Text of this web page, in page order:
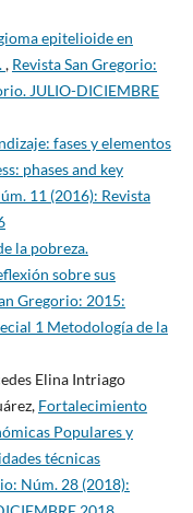
epitelioide en
, Revista San Gregorio:
JULIO-DICIEMBRE
fases y elementos
phases and key
11 (2016): Revista
la pobreza.
sobre sus
Gregorio: 2015:
1 Metodología de la
Elina Intriago
Fortalecimiento
Populares y
técnicas
Núm. 28 (2018):